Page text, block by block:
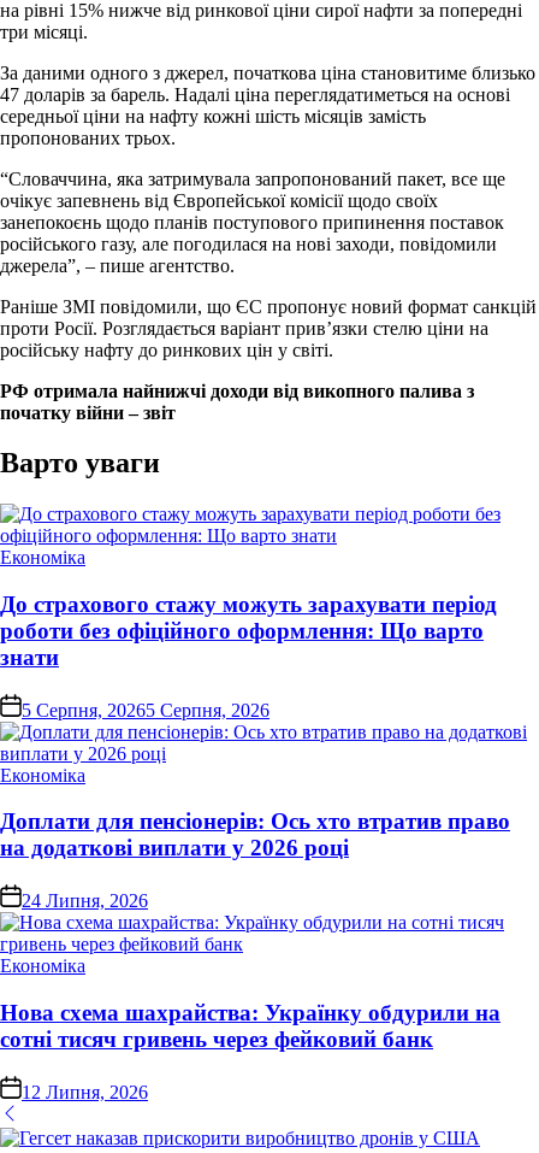
на рівні 15% нижче від ринкової ціни сирої нафти за попередні
три місяці.
За даними одного з джерел, початкова ціна становитиме близько
47 доларів за барель. Надалі ціна переглядатиметься на основі
середньої ціни на нафту кожні шість місяців замість
пропонованих трьох.
“Словаччина, яка затримувала запропонований пакет, все ще
очікує запевнень від Європейської комісії щодо своїх
занепокоєнь щодо планів поступового припинення поставок
російського газу, але погодилася на нові заходи, повідомили
джерела”, – пише агентство.
Раніше ЗМІ повідомили, що ЄС пропонує новий формат санкцій
проти Росії. Розглядається варіант прив’язки стелю ціни на
російську нафту до ринкових цін у світі.
РФ отримала найнижчі доходи від викопного палива з
початку війни – звіт
Варто уваги
Опублікувати
Економіка
До страхового стажу можуть зарахувати період
роботи без офіційного оформлення: Що варто
знати
on 5 Серпня, 20265 Серпня, 2026
Опублікувати
Економіка
Доплати для пенсіонерів: Ось хто втратив право
на додаткові виплати у 2026 році
on 24 Липня, 2026
Опублікувати
Економіка
Нова схема шахрайства: Українку обдурили на
сотні тисяч гривень через фейковий банк
on 12 Липня, 2026